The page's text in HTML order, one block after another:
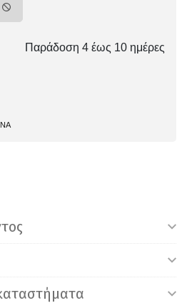
Παράδοση 4 έως 10 ημέρες